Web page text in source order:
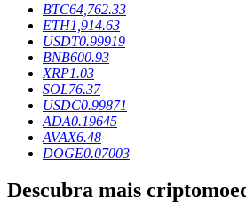
Bloqueios de BTR
Investimentos exclusivos para
BTC64,762.33
ETH1,914.63
USDT0.99919
BNB600.93
XRP1.03
SOL76.37
USDC0.99871
ADA0.19645
AVAX6.48
DOGE0.07003
Descubra mais